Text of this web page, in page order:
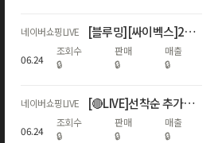
네이버쇼핑LIVE [블루밍][싸이벡스]26년 ADAC 1위! NEW 제로나Ti 론칭LIVE
06.24
조회수
🔒
판매
🔒
매출
🔒
네이버쇼핑LIVE [🔴LIVE]선착순 추가할인+최대17%적립!역대급 하기스 브랜드데이🎈
06.24
조회수
🔒
판매
🔒
매출
🔒